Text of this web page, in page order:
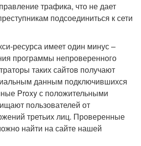
трафика, что не дает
подсоединиться к сети
ресурса имеет один минус –
программы непроверенного
таких сайтов получают
данным подключившихся
Proxy с положительными
пользователей от
третьих лиц. Проверенные
найти на сайте нашей